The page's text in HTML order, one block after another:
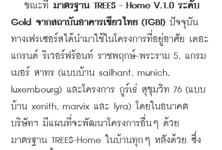
ขณะที่ มาตรฐาน TREES - Home V.1.0 ระดับ
Gold
จากสถาบันอาคารเขียวไทย (TGBI) ปัจจุบัน
ทางเฟรเซอร์สได้นำมาใช้ในโครงการที่อยู่อาศัย เดอะ
แกรนด์ ริเวอร์ฟร้อนท์ ราชพฤกษ์-พระราม 5, แกรม
เมอร์ สาทร (แบบบ้าน sailhant, munich,
luxembourg) และโครงการ กูร์เธ่ สุขุมวิท 76 (แบบ
บ้าน xenith, marvix และ lyra)
โดยในอนาคต
บริษัทฯ มีแผนที่จะพัฒนาโครงการอื่นๆ ด้วย
มาตรฐาน TREES-Home ในบ้านทุกๆ หลังด้วย ซึ่ง